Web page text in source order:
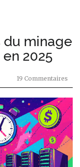
minage
2025
19 Commentaires